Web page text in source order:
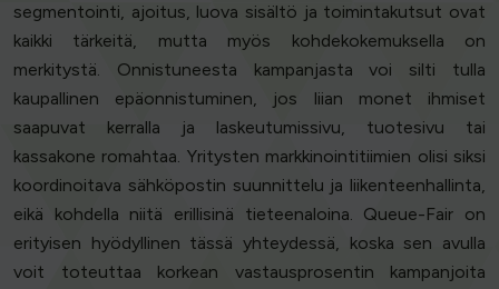
segmentointi, ajoitus, luova sisältö ja toimintakutsut ovat
kaikki tärkeitä, mutta myös kohdekokemuksella on
merkitystä. Onnistuneesta kampanjasta voi silti tulla
kaupallinen epäonnistuminen, jos liian monet ihmiset
saapuvat kerralla ja laskeutumissivu, tuotesivu tai
kassakone romahtaa. Yritysten markkinointitiimien olisi siksi
koordinoitava sähköpostin suunnittelu ja liikenteenhallinta,
eikä kohdella niitä erillisinä tieteenaloina. Queue-Fair on
erityisen hyödyllinen tässä yhteydessä, koska sen avulla
voit toteuttaa korkean vastausprosentin kampanjoita